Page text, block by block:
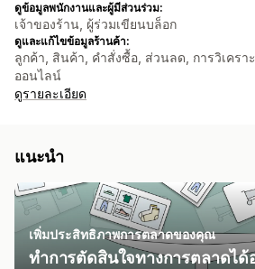
ดูข้อมูลพนักงานและผู้มีส่วนร่วม:
เจ้าของร้าน, ผู้ร่วมเขียนบล็อก
ดูและแก้ไขข้อมูลร้านค้า:
ลูกค้า, สินค้า, คำสั่งซื้อ, ส่วนลด, การวิเครา
ออนไลน์
ดูรายละเอียด
แนะนำ
เพิ่มประสิทธิภาพการตลาดของคุณ
ทำการตัดสินใจทางการตลาดได้